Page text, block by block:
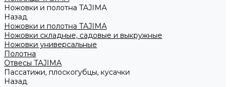
Ножовки и полотна TAJIMA
Назад
Ножовки и полотна TAJIMA
Ножовки складные, садовые и выкружные
Ножовки универсальные
Полотна
Отвесы TAJIMA
Пассатижи, плоскогубцы, кусачки
Назад